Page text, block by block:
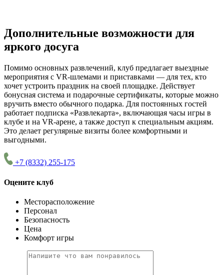
Дополнительные возможности для
яркого досуга
Помимо основных развлечений, клуб предлагает выездные
мероприятия с VR-шлемами и приставками — для тех, кто
хочет устроить праздник на своей площадке. Действует
бонусная система и подарочные сертификаты, которые можно
вручить вместо обычного подарка. Для постоянных гостей
работает подписка «Развлекарта», включающая часы игры в
клубе и на VR-арене, а также доступ к специальным акциям.
Это делает регулярные визиты более комфортными и
выгодными.
+7 (8332) 255-175
Оцените клуб
Месторасположение
Персонал
Безопасность
Цена
Комфорт игры